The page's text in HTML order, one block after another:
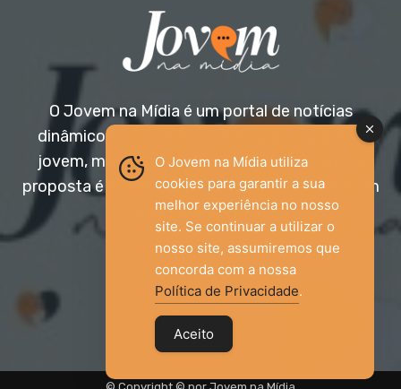
O Jovem na Mídia é um portal de notícias
dinâmico e acessível, voltado para o público
jovem, mas aberto a todas as idades. Nossa
proposta é trazer informação relevante com um
olhar diferenciado.
Entre em contato:
jovemnamidia2017@gmail.com
O Jovem na Mídia utiliza
cookies para garantir a sua
melhor experiência no nosso
site. Se continuar a utilizar o
nosso site, assumiremos que
concorda com a nossa
Política de Privacidade.
Aceito